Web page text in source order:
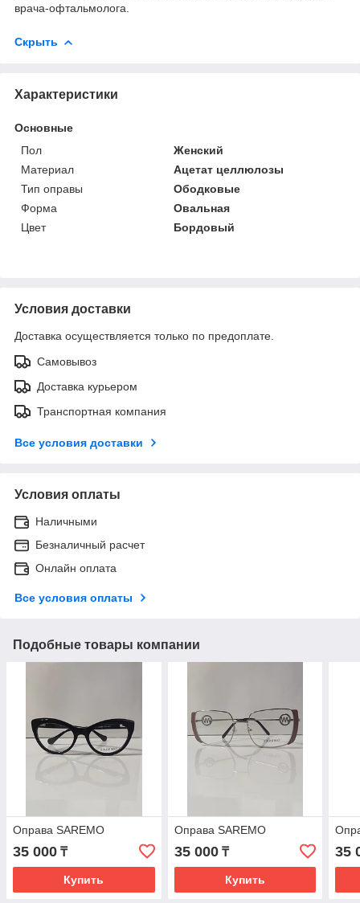
врача-офтальмолога.
Скрыть
Характеристики
Основные
Пол
Женский
Материал
Ацетат целлюлозы
Тип оправы
Ободковые
Форма
Овальная
Цвет
Бордовый
Условия доставки
Доставка осуществляется только по предоплате.
Самовывоз
Доставка курьером
Транспортная компания
Все условия доставки
Условия оплаты
Наличными
Безналичный расчет
Онлайн оплата
Все условия оплаты
Подобные товары компании
Оправа SAREMO
35 000 ₸
Купить
Оправа SAREMO
35 000₸
Купить
35